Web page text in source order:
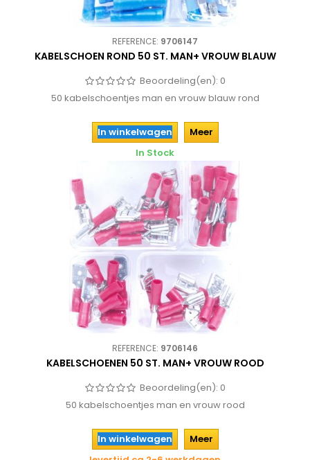
REFERENCE: 9706147
KABELSCHOEN ROND 50 ST. MAN+ VROUW BLAUW
Beoordeling(en): 0
50 kabelschoentjes man en vrouw blauw rond
In winkelwagen
Meer
In Stock
REFERENCE: 9706146
KABELSCHOENEN 50 ST. MAN+ VROUW ROOD
Beoordeling(en): 0
50 kabelschoentjes man en vrouw rood
In winkelwagen
Meer